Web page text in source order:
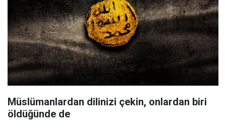
Müslümanlardan dilinizi çekin, onlardan biri
öldüğünde de